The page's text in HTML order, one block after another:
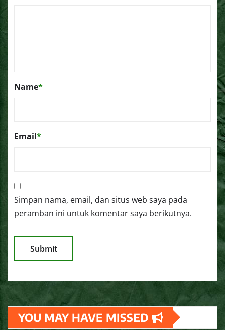
Name*
Email*
Simpan nama, email, dan situs web saya pada
peramban ini untuk komentar saya berikutnya.
YOU MAY HAVE MISSED